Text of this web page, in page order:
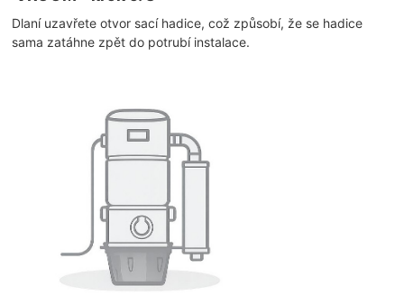
Dlaní uzavřete otvor sací hadice, což způsobí, že se hadice
sama zatáhne zpět do potrubí instalace.